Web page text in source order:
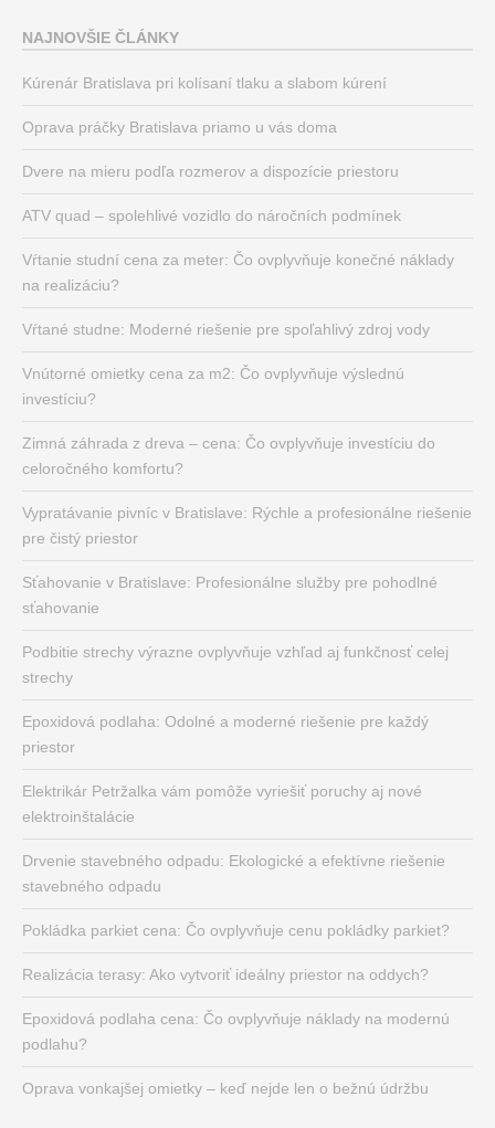
NAJNOVŠIE ČLÁNKY
Kúrenár Bratislava pri kolísaní tlaku a slabom kúrení
Oprava práčky Bratislava priamo u vás doma
Dvere na mieru podľa rozmerov a dispozície priestoru
ATV quad – spolehlivé vozidlo do náročních podmínek
Vŕtanie studní cena za meter: Čo ovplyvňuje konečné náklady
na realizáciu?
Vŕtané studne: Moderné riešenie pre spoľahlivý zdroj vody
Vnútorné omietky cena za m2: Čo ovplyvňuje výslednú
investíciu?
Zimná záhrada z dreva – cena: Čo ovplyvňuje investíciu do
celoročného komfortu?
Vypratávanie pivníc v Bratislave: Rýchle a profesionálne riešenie
pre čistý priestor
Sťahovanie v Bratislave: Profesionálne služby pre pohodlné
sťahovanie
Podbitie strechy výrazne ovplyvňuje vzhľad aj funkčnosť celej
strechy
Epoxidová podlaha: Odolné a moderné riešenie pre každý
priestor
Elektrikár Petržalka vám pomôže vyriešiť poruchy aj nové
elektroinštalácie
Drvenie stavebného odpadu: Ekologické a efektívne riešenie
stavebného odpadu
Pokládka parkiet cena: Čo ovplyvňuje cenu pokládky parkiet?
Realizácia terasy: Ako vytvoriť ideálny priestor na oddych?
Epoxidová podlaha cena: Čo ovplyvňuje náklady na modernú
podlahu?
Oprava vonkajšej omietky – keď nejde len o bežnú údržbu